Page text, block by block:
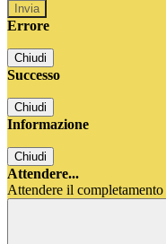
Errore
Chiudi
Successo
Chiudi
Informazione
Chiudi
Attendere...
Attendere il